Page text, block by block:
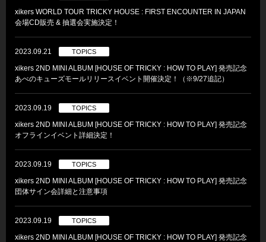
xikers WORLD TOUR TRICKY HOUSE : FIRST ENCOUNTER IN JAPAN
会場CD販売 & 抽選会実施決定！
2023.09.21 TOPICS
xikers 2ND MINI ALBUM [HOUSE OF TRICKY : HOW TO PLAY] 発売記念
あべのキューズモールリリースイベント開催決定！（※9/27追記）
2023.09.19 TOPICS
xikers 2ND MINI ALBUM [HOUSE OF TRICKY : HOW TO PLAY] 発売記念
オフラインイベント詳細決定！
2023.09.19 TOPICS
xikers 2ND MINI ALBUM [HOUSE OF TRICKY : HOW TO PLAY] 発売記念
団体サイン会詳細と注意事項
2023.09.19 TOPICS
xikers 2ND MINI ALBUM [HOUSE OF TRICKY : HOW TO PLAY] 発売記念